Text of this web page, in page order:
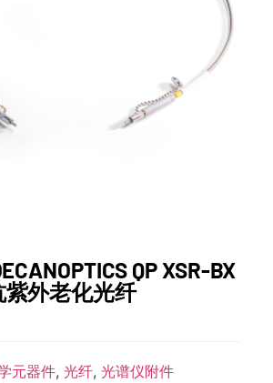
QP XSR-BX
外老化光纤
元器件, 光纤, 光谱仪附件